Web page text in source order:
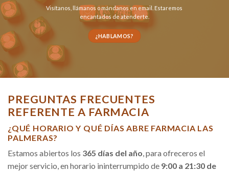
Visítanos, llámanosomándanos en email . Estaremos
encantados de atenderte.
¿HABLAMOS?
PREGUNTAS FRECUENTES
REFERENTE A FARMACIA
¿QUÉ HORARIO Y QUÉ DÍAS ABRE FARMACIA LAS
PALMERAS?
Estamos abiertos los 365 días del año, para ofreceros el
mejor servicio, en horario ininterrumpido de 9:00 a 21:30 de